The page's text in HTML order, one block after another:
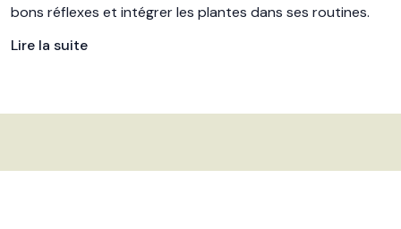
bons réflexes et intégrer les plantes dans ses routines.
Lire la suite